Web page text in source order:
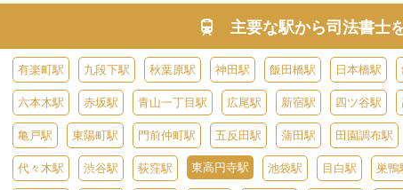
主要な駅から司法書士
有楽町駅 九段下駅 秋葉原駅 神田駅 飯田橋駅 日本橋駅
六本木駅 赤坂駅 青山一丁目駅 広尾駅 新宿駅 四ツ谷駅
亀戸駅 東陽町駅 門前仲町駅 五反田駅 蒲田駅 田園調布駅
代々木駅 渋谷駅 荻窪駅 東高円寺駅 池袋駅 目白駅 巣鴨